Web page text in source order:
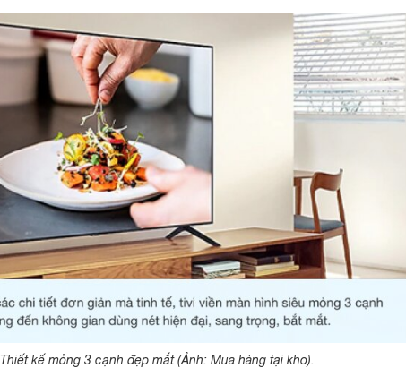
Thiết kế mỏng 3 cạnh đẹp mắt (Ảnh: Mua hàng tại kho).